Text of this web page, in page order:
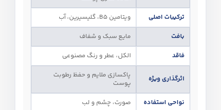
ترکیبات اصلی
ویتامین B5، گلیسیرین، آب
بافت
مایع سبک و شفاف
فاقد
الکل، عطر و رنگ مصنوعی
اثرگذاری ویژه
پاکسازی ملایم و حفظ رطوبت
پوست
نواحی استفاده
صورت، چشم و لب